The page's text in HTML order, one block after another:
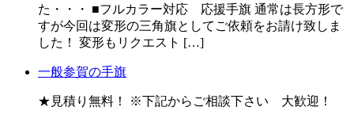
た・・・ ■フルカラー対応 応援手旗 通常は長方形で
すが今回は変形の三角旗としてご依頼をお請け致しま
した！ 変形もリクエスト […]
一般参賀の手旗
★見積り無料！ ※下記からご相談下さい 大歓迎！